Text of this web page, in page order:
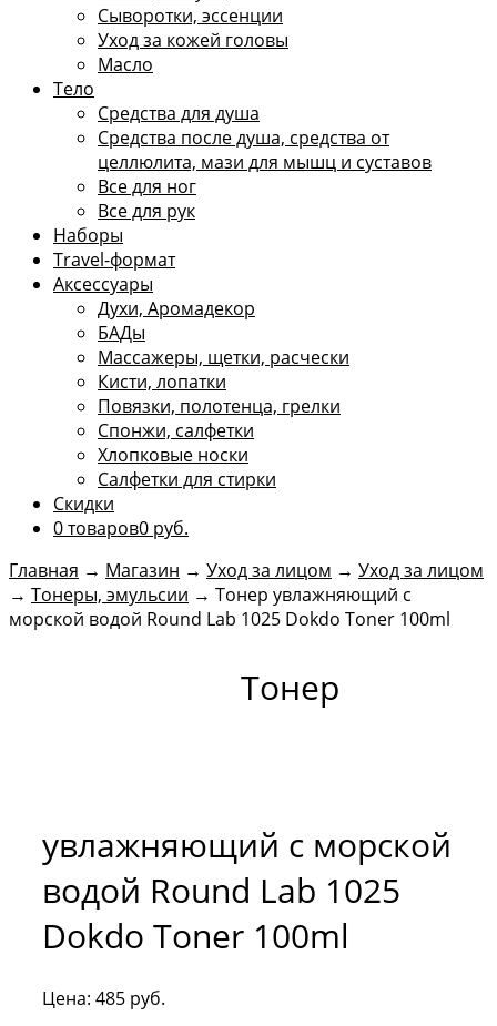
Сыворотки, эссенции
Уход за кожей головы
Масло
Тело
Средства для душа
Средства после душа, средства от
целлюлита, мази для мышц и суставов
Все для ног
Все для рук
Наборы
Travel-формат
Аксессуары
Духи, Аромадекор
БАДы
Массажеры, щетки, расчески
Кисти, лопатки
Повязки, полотенца, грелки
Спонжи, салфетки
Хлопковые носки
Салфетки для стирки
Скидки
0 товаров0 руб.
Главная → Магазин → Уход за лицом → Уход за лицом
→ Тонеры, эмульсии → Тонер увлажняющий с
морской водой Round Lab 1025 Dokdo Toner 100ml
Тонер
увлажняющий с морской
водой Round Lab 1025
Dokdo Toner 100ml
Цена: 485 руб.